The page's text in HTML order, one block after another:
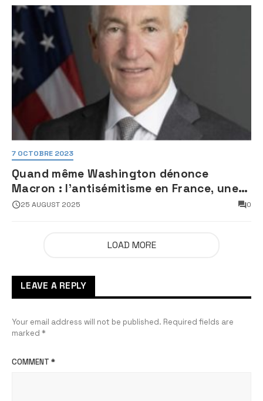
7 OCTOBRE 2023
Quand même Washington dénonce
Macron : l’antisémitisme en France, une
faillite d’État
25 AUGUST 2025 0
LOAD MORE
LEAVE A REPLY
Your email address will not be published. Required fields are
marked *
COMMENT *